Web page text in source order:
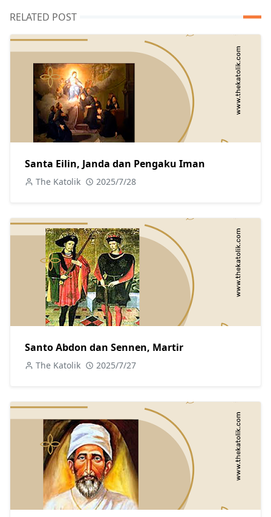
RELATED POST
Santa Eilin, Janda dan Pengaku Iman
The Katolik 2025/7/28
Santo Abdon dan Sennen, Martir
The Katolik 2025/7/27